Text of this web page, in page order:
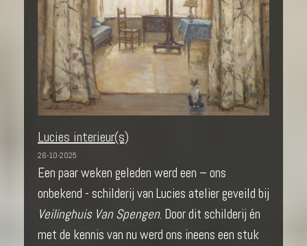
Lucies interieur(s)
26-10-2025
Een paar weken geleden werd een – ons
onbekend - schilderij van Lucies atelier geveild bij
Veilinghuis Van Spengen. Door dit schilderij én
met de kennis van nu werd ons ineens een stuk